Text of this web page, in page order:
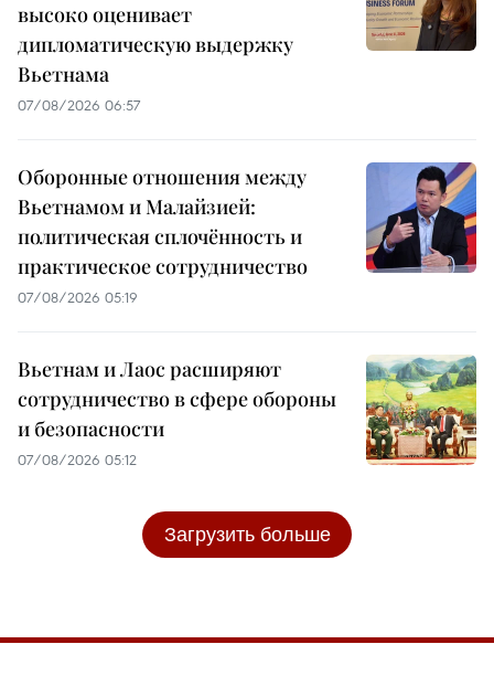
высоко оценивает
дипломатическую выдержку
Вьетнама
07/08/2026 06:57
Оборонные отношения между
Вьетнамом и Малайзией:
политическая сплочённость и
практическое сотрудничество
07/08/2026 05:19
Вьетнам и Лаос расширяют
сотрудничество в сфере обороны
и безопасности
07/08/2026 05:12
Загрузить больше